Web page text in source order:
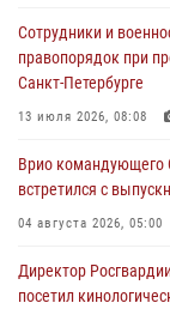
настольному
08 августа 2026, 07:00
ОМОН «Ойрат»
08 августа 2026, 07:00
В Москве
08 августа 2026, 06:32
Сотрудники и
правопорядок при
Санкт-Петербурге
13 июля 2026, 08:08
Врио командующего
встретился с
04 августа 2026, 05:00
Директор
посетил